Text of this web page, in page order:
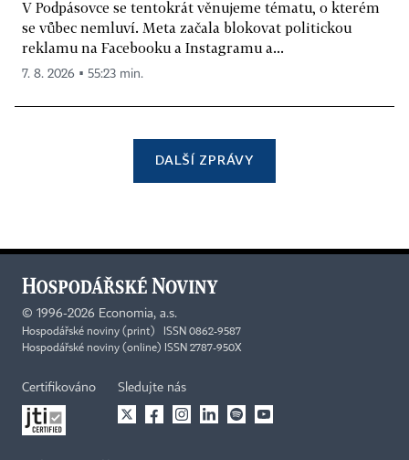
V Podpásovce se tentokrát věnujeme tématu, o kterém
se vůbec nemluví. Meta začala blokovat politickou
reklamu na Facebooku a Instagramu a...
7. 8. 2026 ▪ 55:23 min.
DALŠÍ ZPRÁVY
© 1996-2026 Economia, a.s.
Hospodářské noviny (print) ISSN 0862-9587
Hospodářské noviny (online) ISSN 2787-950X
Certifikováno Sledujte nás